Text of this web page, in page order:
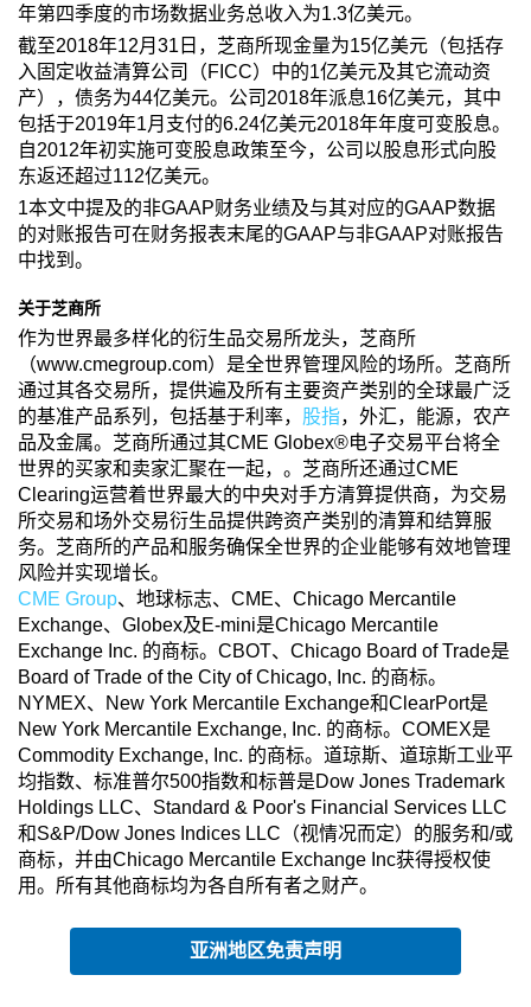
年第四季度的市场数据业务总收入为1.3亿美元。
截至2018年12月31日，芝商所现金量为15亿美元（包括存
入固定收益清算公司（FICC）中的1亿美元及其它流动资
产），债务为44亿美元。公司2018年派息16亿美元，其中
包括于2019年1月支付的6.24亿美元2018年年度可变股息。
自2012年初实施可变股息政策至今，公司以股息形式向股
东返还超过112亿美元。
1本文中提及的非GAAP财务业绩及与其对应的GAAP数据
的对账报告可在财务报表末尾的GAAP与非GAAP对账报告
中找到。
关于芝商所
作为世界最多样化的衍生品交易所龙头，芝商所
（www.cmegroup.com）是全世界管理风险的场所。芝商所
通过其各交易所，提供遍及所有主要资产类别的全球最广泛
的基准产品系列，包括基于利率， 股指，外汇，能源，农产
品及金属。芝商所通过其CME Globex®电子交易平台将全
世界的买家和卖家汇聚在一起，。芝商所还通过CME
Clearing运营着世界最大的中央对手方清算提供商，为交易
所交易和场外交易衍生品提供跨资产类别的清算和结算服
务。芝商所的产品和服务确保全世界的企业能够有效地管理
风险并实现增长。
CME Group、地球标志、CME、Chicago Mercantile
Exchange、Globex及E-mini是Chicago Mercantile
Exchange Inc. 的商标。CBOT、Chicago Board of Trade是
Board of Trade of the City of Chicago, Inc. 的商标。
NYMEX、New York Mercantile Exchange和ClearPort是
New York Mercantile Exchange, Inc. 的商标。COMEX是
Commodity Exchange, Inc. 的商标。道琼斯、道琼斯工业平
均指数、标准普尔500指数和标普是Dow Jones Trademark
Holdings LLC、Standard & Poor's Financial Services LLC
和S&P/Dow Jones Indices LLC（视情况而定）的服务和/或
商标，并由Chicago Mercantile Exchange Inc获得授权使
用。所有其他商标均为各自所有者之财产。
亚洲地区免责声明